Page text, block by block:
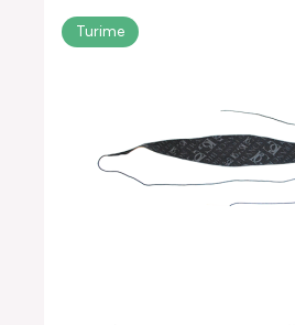
Turime